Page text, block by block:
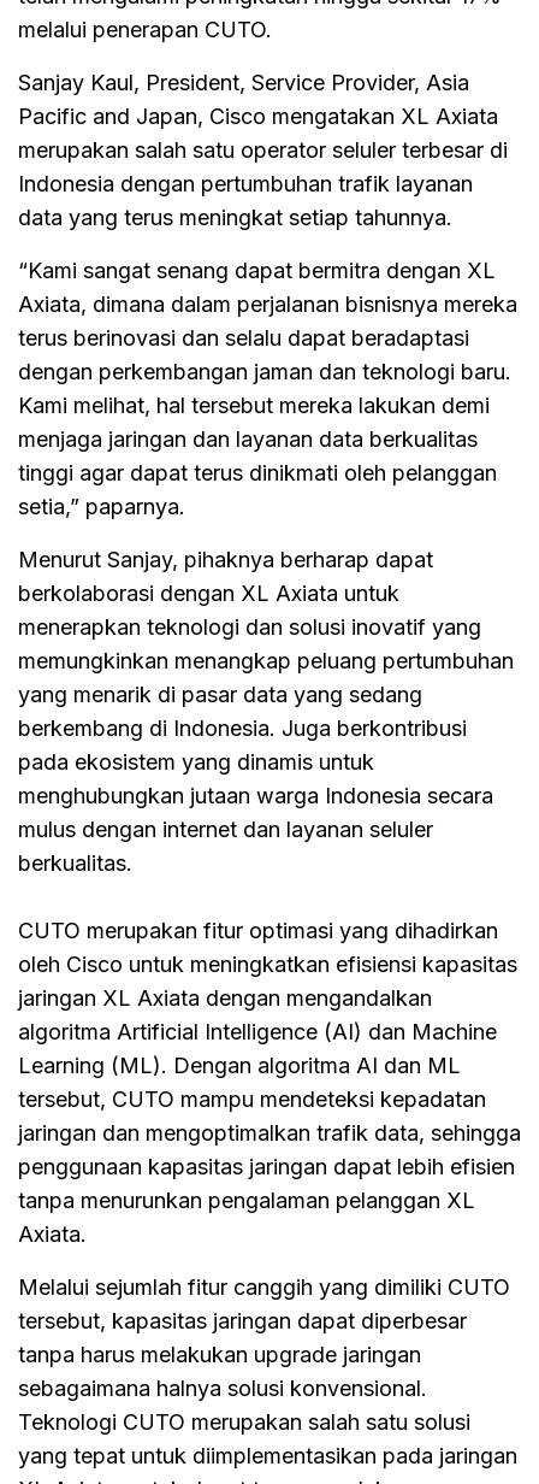
melalui penerapan CUTO.
Sanjay Kaul, President, Service Provider, Asia
Pacific and Japan, Cisco mengatakan XL Axiata
merupakan salah satu operator seluler terbesar di
Indonesia dengan pertumbuhan trafik layanan
data yang terus meningkat setiap tahunnya.
“Kami sangat senang dapat bermitra dengan XL
Axiata, dimana dalam perjalanan bisnisnya mereka
terus berinovasi dan selalu dapat beradaptasi
dengan perkembangan jaman dan teknologi baru.
Kami melihat, hal tersebut mereka lakukan demi
menjaga jaringan dan layanan data berkualitas
tinggi agar dapat terus dinikmati oleh pelanggan
setia,” paparnya.
Menurut Sanjay, pihaknya berharap dapat
berkolaborasi dengan XL Axiata untuk
menerapkan teknologi dan solusi inovatif yang
memungkinkan menangkap peluang pertumbuhan
yang menarik di pasar data yang sedang
berkembang di Indonesia. Juga berkontribusi
pada ekosistem yang dinamis untuk
menghubungkan jutaan warga Indonesia secara
mulus dengan internet dan layanan seluler
berkualitas.
CUTO merupakan fitur optimasi yang dihadirkan
oleh Cisco untuk meningkatkan efisiensi kapasitas
jaringan XL Axiata dengan mengandalkan
algoritma Artificial Intelligence (AI) dan Machine
Learning (ML). Dengan algoritma AI dan ML
tersebut, CUTO mampu mendeteksi kepadatan
jaringan dan mengoptimalkan trafik data, sehingga
penggunaan kapasitas jaringan dapat lebih efisien
tanpa menurunkan pengalaman pelanggan XL
Axiata.
Melalui sejumlah fitur canggih yang dimiliki CUTO
tersebut, kapasitas jaringan dapat diperbesar
tanpa harus melakukan upgrade jaringan
sebagaimana halnya solusi konvensional.
Teknologi CUTO merupakan salah satu solusi
yang tepat untuk diimplementasikan pada jaringan